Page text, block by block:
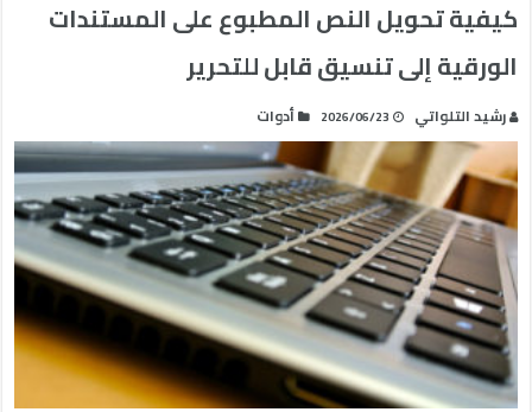
كيفية تحويل النص المطبوع على المستندات
الورقية إلى تنسيق قابل للتحرير
رشيد التلواتي 2026/06/23 أدوات